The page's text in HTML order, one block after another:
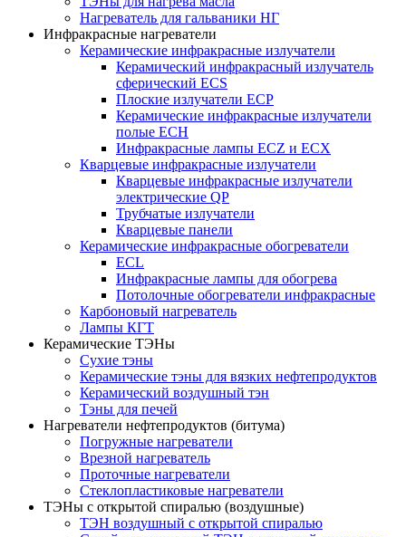
Нагреватель для гальваники НГ
Инфракрасные нагреватели
Керамические инфракрасные излучатели
Керамический инфракрасный излучатель
сферический ECS
Плоские излучатели ECP
Керамические инфракрасные излучатели
полые ECH
Инфракрасные лампы ECZ и ECX
Кварцевые инфракрасные излучатели
Кварцевые инфракрасные излучатели
электрические QP
Трубчатые излучатели
Кварцевые панели
Керамические инфракрасные обогреватели
ECL
Инфракрасные лампы для обогрева
Потолочные обогреватели инфракрасные
Карбоновый нагреватель
Лампы КГТ
Керамические ТЭНы
Сухие тэны
Керамические тэны для вязких нефтепродуктов
Керамический воздушный тэн
Тэны для печей
Нагреватели нефтепродуктов (битума)
Погружные нагреватели
Врезной нагреватель
Проточные нагреватели
Стеклопластиковые нагреватели
ТЭНы с открытой спиралью (воздушные)
ТЭН воздушный с открытой спиралью